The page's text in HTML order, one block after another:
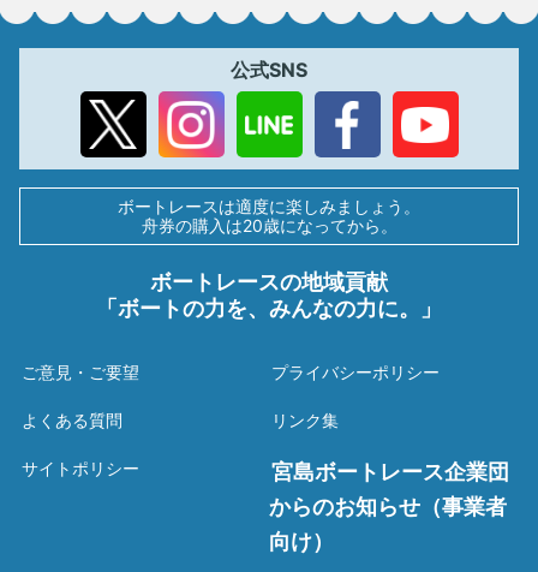
公式SNS
ボートレースは適度に楽しみましょう。
舟券の購入は20歳になってから。
ボートレースの地域貢献
「ボートの力を、みんなの力に。」
ご意見・ご要望
よくある質問
サイトポリシー
プライバシーポリシー
リンク集
宮島ボートレース企業団
からのお知らせ（事業者
向け）